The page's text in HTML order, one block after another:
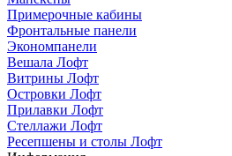
Примерочные кабины
Фронтальные панели
Экономпанели
Вешала Лофт
Витрины Лофт
Островки Лофт
Прилавки Лофт
Стеллажи Лофт
Ресепшены и столы Лофт